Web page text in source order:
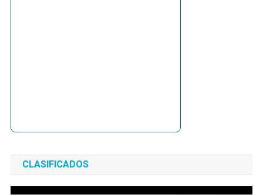
CLASIFICADOS